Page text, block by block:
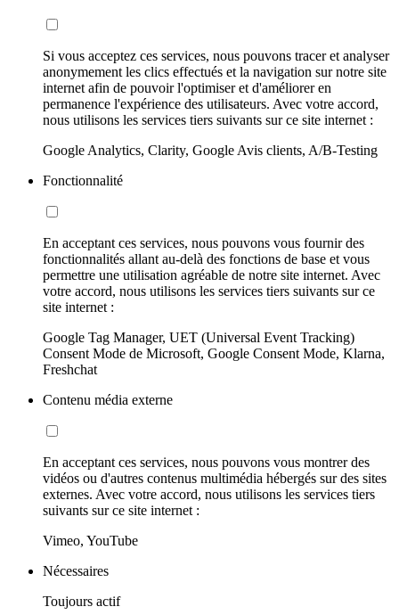
Si vous acceptez ces services, nous pouvons tracer et analyser
anonymement les clics effectués et la navigation sur notre site
internet afin de pouvoir l'optimiser et d'améliorer en
permanence l'expérience des utilisateurs. Avec votre accord,
nous utilisons les services tiers suivants sur ce site internet :
Google Analytics, Clarity, Google Avis clients, A/B-Testing
Fonctionnalité
En acceptant ces services, nous pouvons vous fournir des
fonctionnalités allant au-delà des fonctions de base et vous
permettre une utilisation agréable de notre site internet. Avec
votre accord, nous utilisons les services tiers suivants sur ce
site internet :
Google Tag Manager, UET (Universal Event Tracking)
Consent Mode de Microsoft, Google Consent Mode, Klarna,
Freshchat
Contenu média externe
En acceptant ces services, nous pouvons vous montrer des
vidéos ou d'autres contenus multimédia hébergés sur des sites
externes. Avec votre accord, nous utilisons les services tiers
suivants sur ce site internet :
Vimeo, YouTube
Nécessaires
Toujours actif